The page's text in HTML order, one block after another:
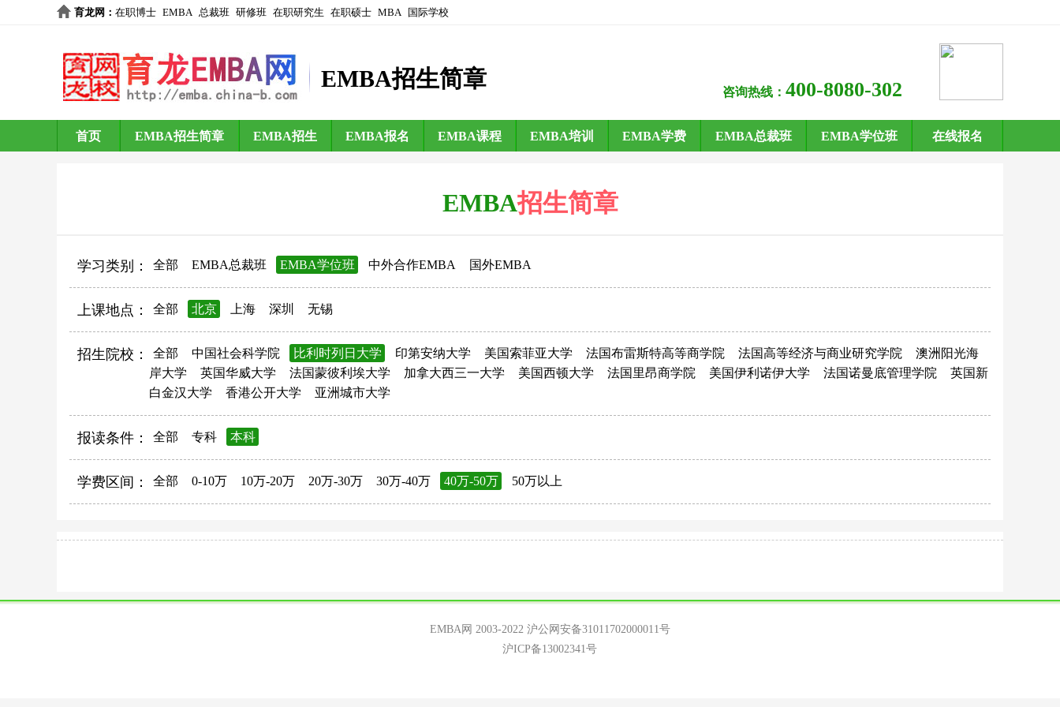
育龙网 ： 在职博士 EMBA 总裁班 研修班 在职研究生 在职硕士 MBA 国际学校
EMBA招生简章
咨询热线： 400-8080-302
首页 EMBA招生简章 EMBA招生 EMBA报名 EMBA课程 EMBA培训 EMBA学费 EMBA总裁班 EMBA学位班 在线报名
EMBA招生简章
学习类别： 全部 EMBA总裁班 EMBA学位班 中外合作EMBA 国外EMBA
上课地点： 全部 北京 上海 深圳 无锡
招生院校： 全部 中国社会科学院 比利时列日大学 印第安纳大学 美国索菲亚大学 法国布雷斯特高等商学院 法国高等经济与商业研究学院
澳洲阳光海
岸大学
英国华威大学 法国蒙彼利埃大学 加拿大西三一大学 美国西顿大学 法国里昂商学院 美国伊利诺伊大学 法国诺曼底管理学院
英国新
白金汉大学
香港公开大学 亚洲城市大学
报读条件： 全部 专科 本科
学费区间： 全部 0-10万 10万-20万 20万-30万 30万-40万 40万-50万 50万以上
EMBA网 2003-2022 沪公网安备31011702000011号
沪ICP备13002341号